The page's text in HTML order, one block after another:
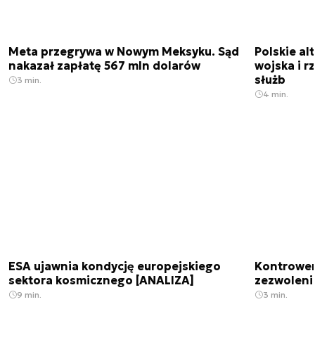
Meta przegrywa w Nowym Meksyku. Sąd
nakazał zapłatę 567 mln dolarów
3 min.
Polskie
wojska i
służb
4 min.
ESA ujawnia kondycję europejskiego
sektora kosmicznego [ANALIZA]
9 min. 3 min.